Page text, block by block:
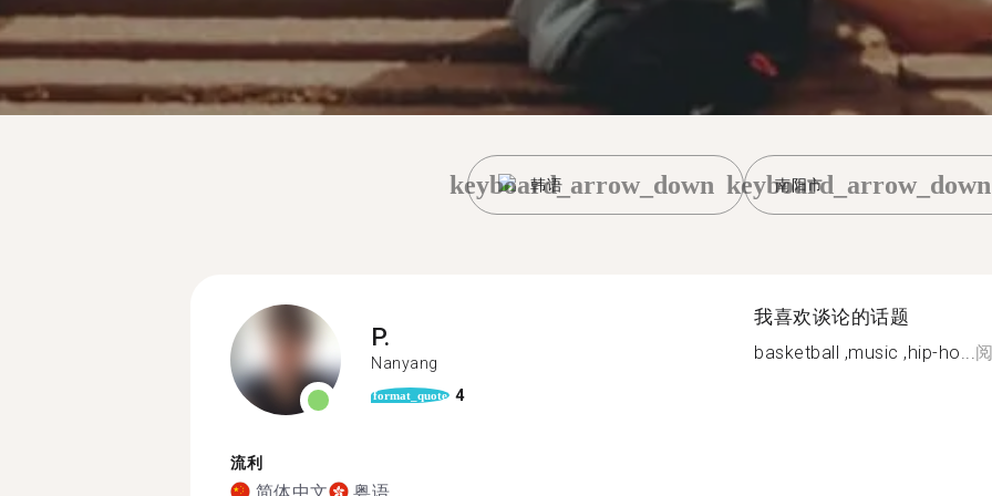
韩语
keyboard_arrow_down 南阳市
keyboard_arrow_down
P.
Nanyang
format_quote 4
流利
简体中文 粤语
我喜欢谈论的话题
basketball ,music ,hip-ho...